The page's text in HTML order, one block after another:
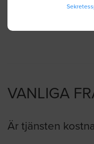
VANLIGA
Är tjänsten